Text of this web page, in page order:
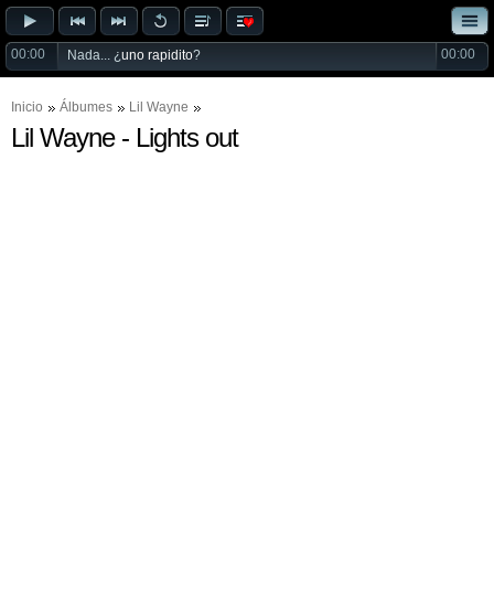
00:00 Nada... ¿uno rapidito? 00:00
Inicio Álbumes Lil Wayne
Lil Wayne - Lights out